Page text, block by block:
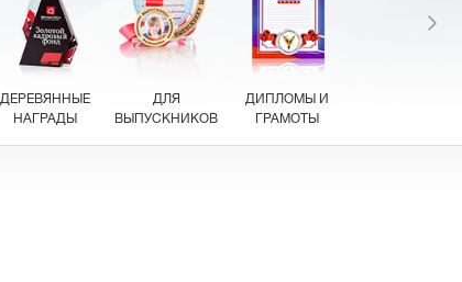
ДЕРЕВЯННЫЕ
НАГРАДЫ
ДЛЯ
ВЫПУСКНИКОВ
ДИПЛОМЫ И
ГРАМОТЫ